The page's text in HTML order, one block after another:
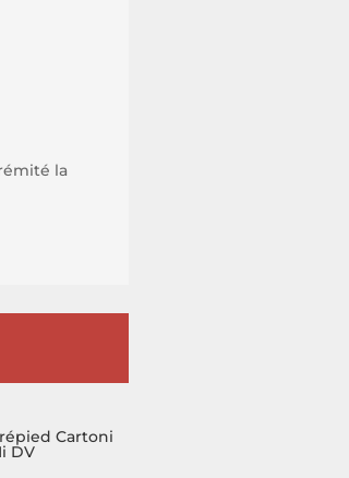
la
Cartoni
DV